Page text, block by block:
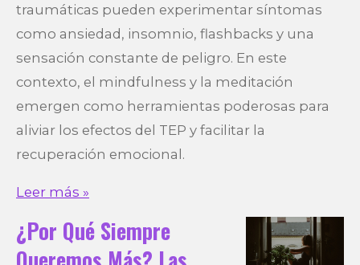
traumáticas pueden experimentar síntomas
como ansiedad, insomnio, flashbacks y una
sensación constante de peligro. En este
contexto, el mindfulness y la meditación
emergen como herramientas poderosas para
aliviar los efectos del TEP y facilitar la
recuperación emocional.
Leer más »
¿Por Qué Siempre